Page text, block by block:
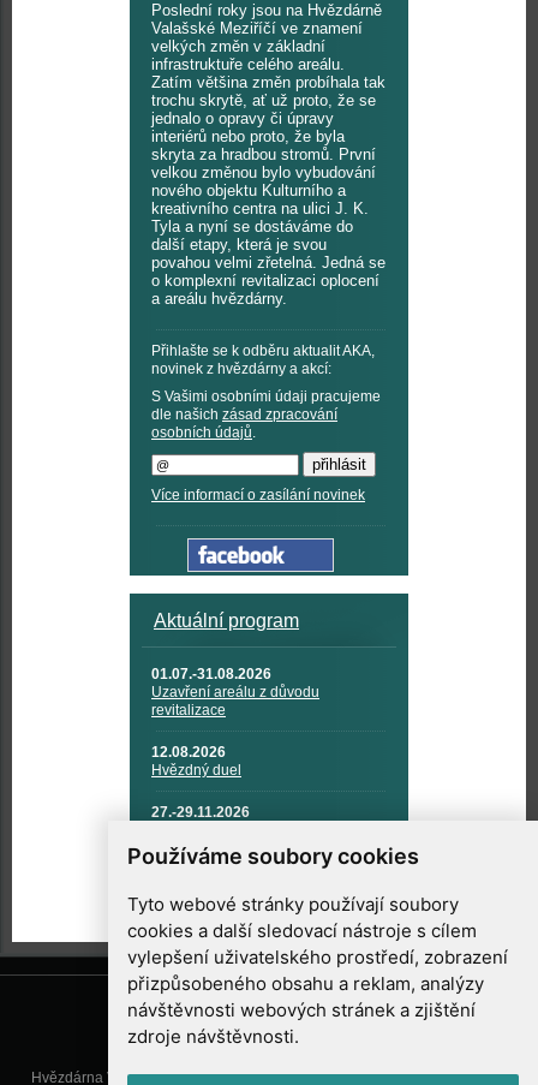
Používáme soubory cookies
Tyto webové stránky používají soubory
cookies a další sledovací nástroje s cílem
vylepšení uživatelského prostředí, zobrazení
přizpůsobeného obsahu a reklam, analýzy
návštěvnosti webových stránek a zjištění
zdroje návštěvnosti.
Poslední roky jsou na Hvězdárně
Valašské Meziříčí ve znamení
velkých změn v základní
infrastruktuře celého areálu.
Zatím většina změn probíhala tak
trochu skrytě, ať už proto, že se
jednalo o opravy či úpravy
interiérů nebo proto, že byla
skryta za hradbou stromů. První
velkou změnou bylo vybudování
nového objektu Kulturního a
kreativního centra na ulici J. K.
Tyla a nyní se dostáváme do
další etapy, která je svou
povahou velmi zřetelná. Jedná se
o komplexní revitalizaci oplocení
a areálu hvězdárny.
Přihlašte se k odběru aktualit AKA,
novinek z hvězdárny a akcí:
S Vašimi osobními údaji pracujeme
dle našich zásad zpracování
osobních údajů.
Více informací o zasílání novinek
Aktuální program
01.07.-31.08.2026
Uzavření areálu z důvodu
revitalizace
12.08.2026
Hvězdný duel
27.-29.11.2026
TECHNIKA A KOSMICKÉ
TECHNOLOGIE
Hvězdárna Valašské Meziříčí, příspěvková organizace, Vsetínská 78, 757